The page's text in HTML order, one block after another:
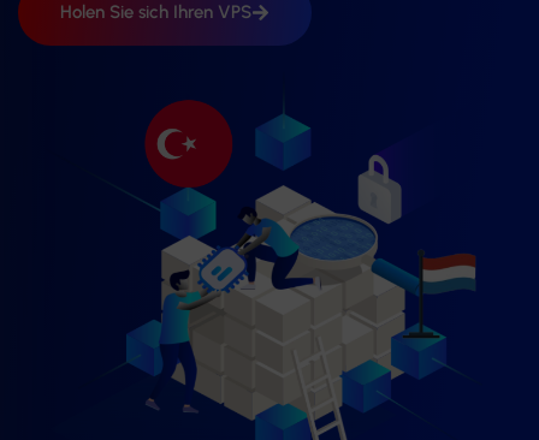
Holen Sie sich Ihren VPS